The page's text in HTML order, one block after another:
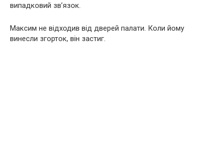
випадковий зв’язок.
Максим не відходив від дверей палати. Коли йому
винесли згорток, він застиг.